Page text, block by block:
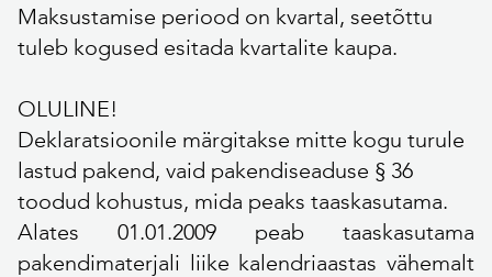
Maksustamise periood on kvartal, seetõttu
tuleb kogused esitada kvartalite kaupa.
OLULINE!
Deklaratsioonile märgitakse mitte kogu turule
lastud pakend, vaid pakendiseaduse § 36
toodud kohustus, mida peaks taaskasutama.
Alates 01.01.2009 peab taaskasutama
pakendimaterjali liike kalendriaastas vähemalt